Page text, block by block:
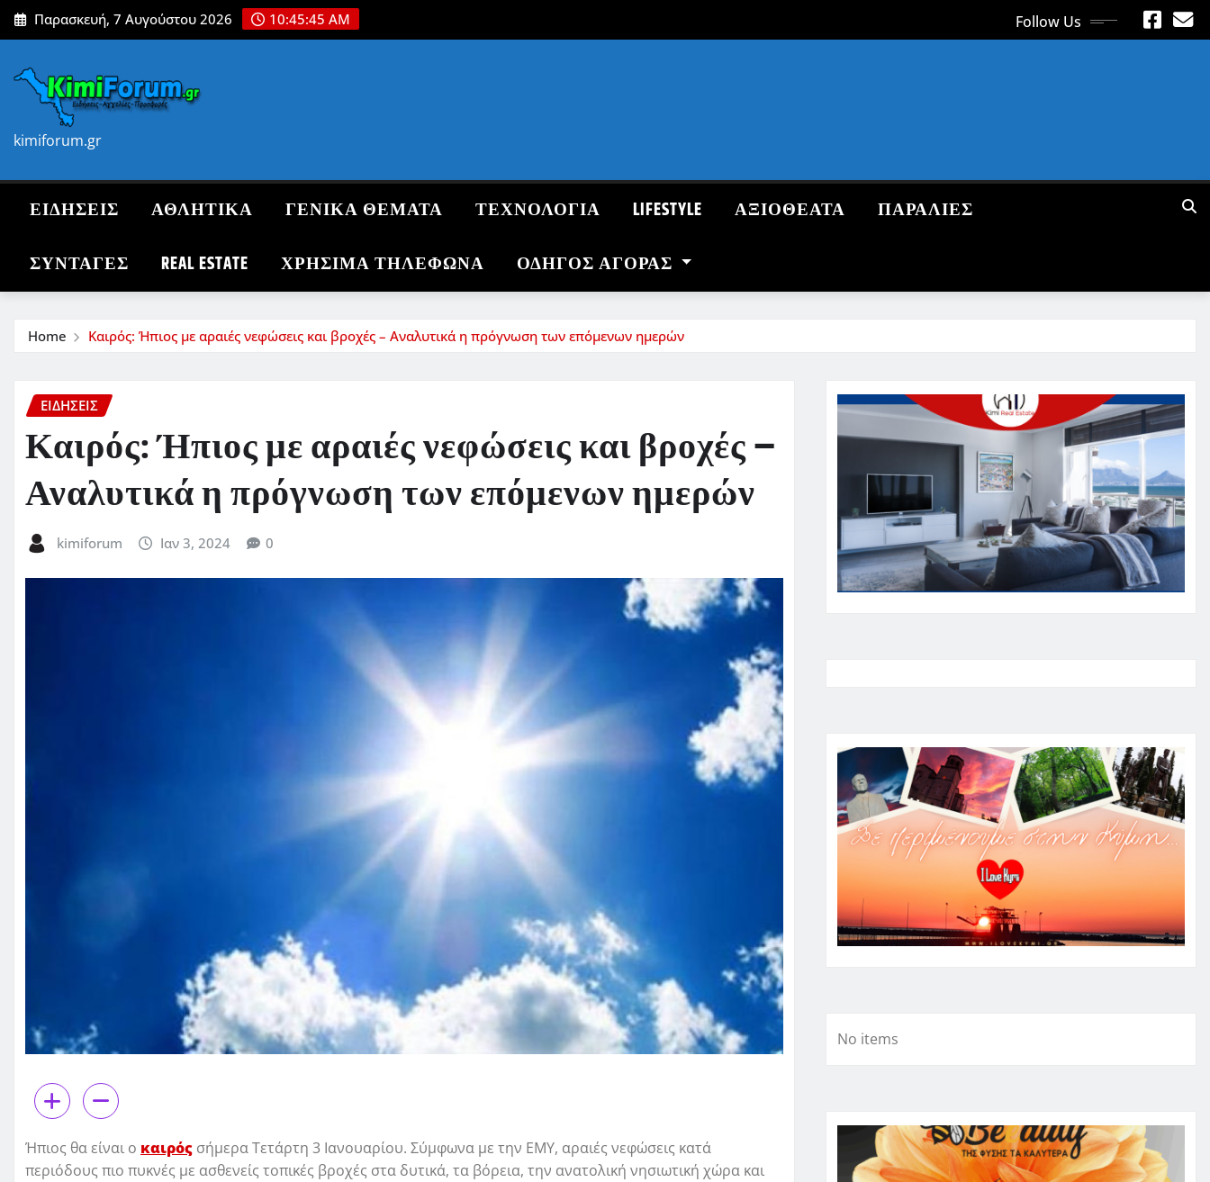
Skip
to
Παρασκευή, 7 Αυγούστου 2026 10:45:47 AM Follow Us
kimiforum.gr
ΕΙΔΗΣΕΙΣ ΑΘΛΗΤΙΚΑ ΓΕΝΙΚΑ ΘΕΜΑΤΑ ΤΕΧΝΟΛΟΓΙΑ LIFESTYLE ΑΞΙΟΘΕΑΤΑ ΠΑΡΑΛΙΕΣ
ΣΥΝΤΑΓΈΣ REAL ESTATE ΧΡΗΣΙΜΑ ΤΗΛΕΦΩΝΑ ΟΔΗΓΌΣ ΑΓΟΡΆΣ
Home Καιρός: Ήπιος με αραιές νεφώσεις και βροχές – Αναλυτικά η πρόγνωση των επόμενων ημερών
ΕΙΔΗΣΕΙΣ
Καιρός: Ήπιος με αραιές νεφώσεις και βροχές –
Αναλυτικά η πρόγνωση των επόμενων ημερών
kimiforum Ιαν 3, 2024 0
Ήπιος θα είναι ο καιρός σήμερα Τετάρτη 3 Ιανουαρίου. Σύμφωνα με την ΕΜΥ, αραιές νεφώσεις κατά
περιόδους πιο πυκνές με ασθενείς τοπικές βροχές στα δυτικά, τα βόρεια, την ανατολική νησιωτική χώρα και